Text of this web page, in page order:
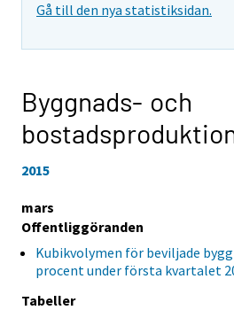
Gå till den nya statistiksidan.
Byggnads- och
2015
mars
Offentliggöranden
Kubikvolymen för beviljade
procent under första kvartalet
Tabeller